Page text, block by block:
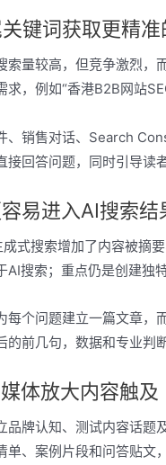
键词获取更精准
索量较高，但竞争激烈，
，例如“香港B2B网站
、销售对话、Search
接回答问题，同时引导读
易进入AI搜索结
式搜索增加了内容被摘
AI搜索；重点仍是创建独
每个问题建立一篇文章，
的前几句，数据和专业判
体放大内容触及
品牌认知、测试内容话题
单、案例片段和问答贴文